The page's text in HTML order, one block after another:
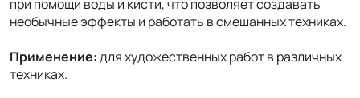
при помощи воды и кисти, что позволяет создавать
необычные эффекты и работать в смешанных техниках.
Применение:для художественных работ в различных
техниках.